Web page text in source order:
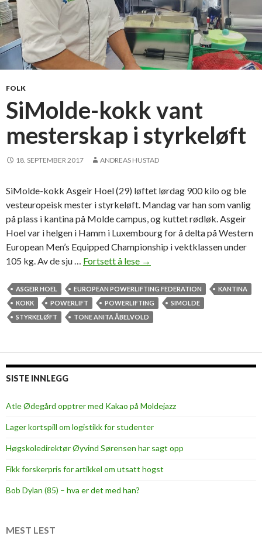
FOLK
SiMolde-kokk vant
mesterskap i styrkeløft
18. SEPTEMBER 2017 ANDREAS HUSTAD
SiMolde-kokk Asgeir Hoel (29) løftet lørdag 900 kilo og ble
vesteuropeisk mester i styrkeløft. Mandag var han som vanlig
på plass i kantina på Molde campus, og kuttet rødløk. Asgeir
Hoel var i helgen i Hamm i Luxembourg for å delta på Western
European Men’s Equipped Championship i vektklassen under
105 kg. Av de sju … Fortsett å lese S
M
o
l
k
k
v
n
t
→
ASGEIR HOEL EUROPEAN POWERLIFTING FEDERATION
KANTINA
KOKK
POWERLIFT POWERLIFTING
SIMOLDE
STYRKELØFT
TONE ANITA ÅBELVOLD
SISTE INNLEGG
Atle Ødegård opptrer med Kakao på Moldejazz
Lager kortspill om logistikk for studenter
Høgskoledirektør Øyvind Sørensen har sagt opp
Fikk forskerpris for artikkel om utsatt hogst
Bob Dylan (85) – hva er det med han?
MEST LEST